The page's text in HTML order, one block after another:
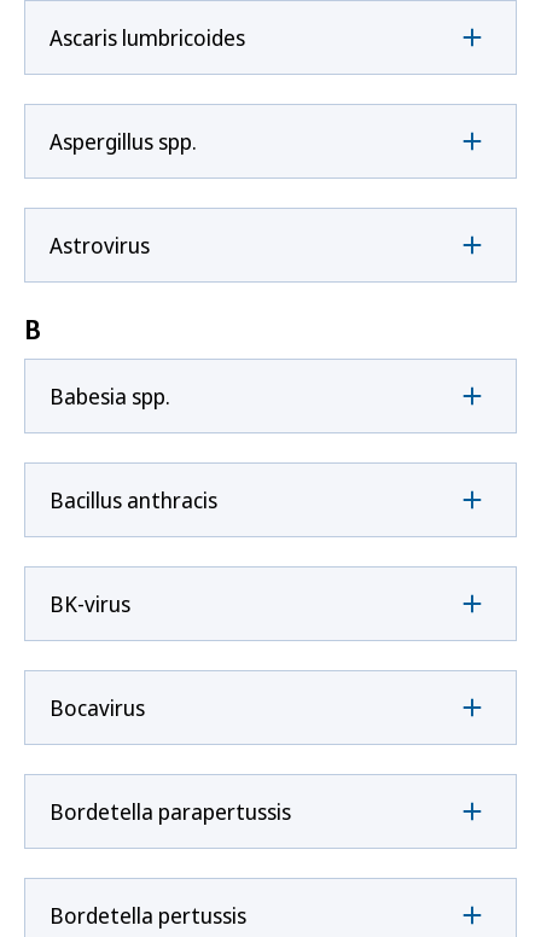
Ascaris lumbricoides
Aspergillus spp.
Astrovirus
B
Babesia spp.
Bacillus anthracis
BK-virus
Bocavirus
Bordetella parapertussis
Bordetella pertussis